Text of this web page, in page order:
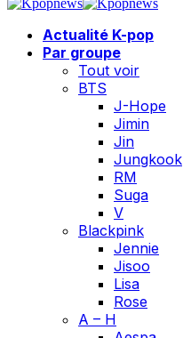
Actualité K-pop
Par groupe
Tout voir
BTS
J-Hope
Jimin
Jin
Jungkook
RM
Suga
V
Blackpink
Jennie
Jisoo
Lisa
Rose
A – H